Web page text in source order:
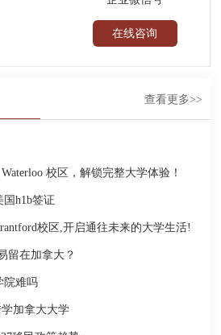
在线咨询
查看更多>>
校区，解锁完整大学体验！
h1b签证
校区,开启通往未来的大学生活!
留在加拿大？
院难吗
学加拿大大学